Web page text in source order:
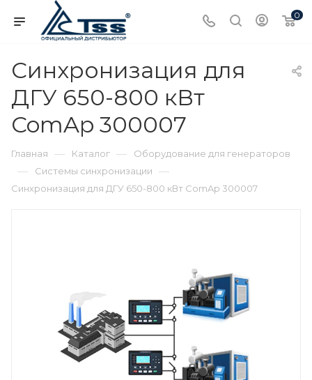
0
Синхронизация для
ДГУ 650-800 кВт
ComAp 300007
Главная — Каталог — Оборудование для генераторов
— Системы синхронизации —
Синхронизация для ДГУ 650-800 кВт ComAp 300007